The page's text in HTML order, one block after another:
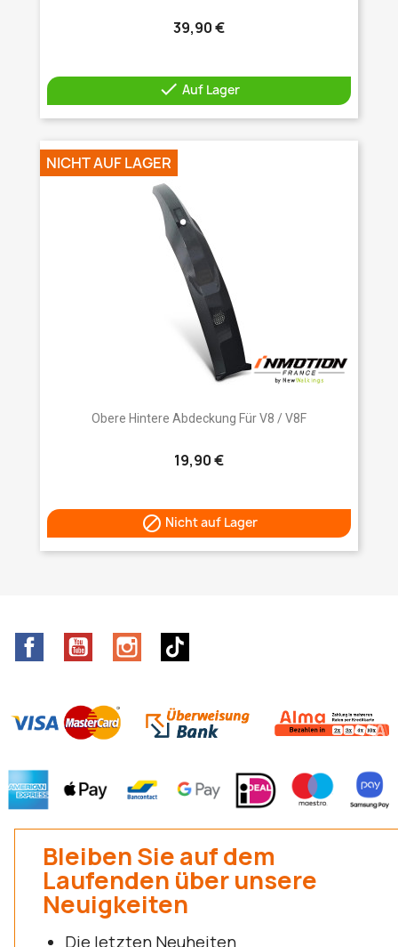
39,90 €
 Auf Lager
Obere Hintere Abdeckung Für V8 / V8F
19,90 €
 Nicht auf Lager
NICHT AUF LAGER
FacebookYouTube Instagram
Bleiben Sie auf dem
Laufenden über unsere
Neuigkeiten
Die letzten Neuheiten